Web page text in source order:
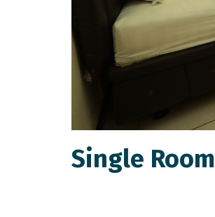
Single Room